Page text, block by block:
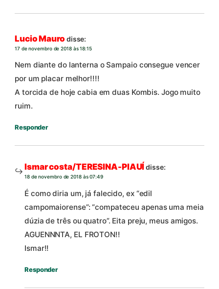
Lucio Mauro disse:
17 de novembro de 2018 às 18:15
Nem diante do lanterna o Sampaio consegue vencer
por um placar melhor!!!!
A torcida de hoje cabia em duas Kombis. Jogo muito
ruim.
Responder
Ismar costa/TERESINA-PIAUÍdisse:
18 de novembro de 2018 às 07:49
É como diria um, já falecido, ex “edil
campomaiorense”: “compateceu apenas uma meia
dúzia de três ou quatro”. Eita preju, meus amigos.
AGUENNNTA, EL FROTON!!
Ismar!!
Responder